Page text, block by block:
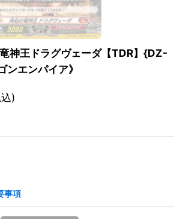
竜神王ドラグヴェーダ【TDR】{DZ-
エンパイア》
)
事項